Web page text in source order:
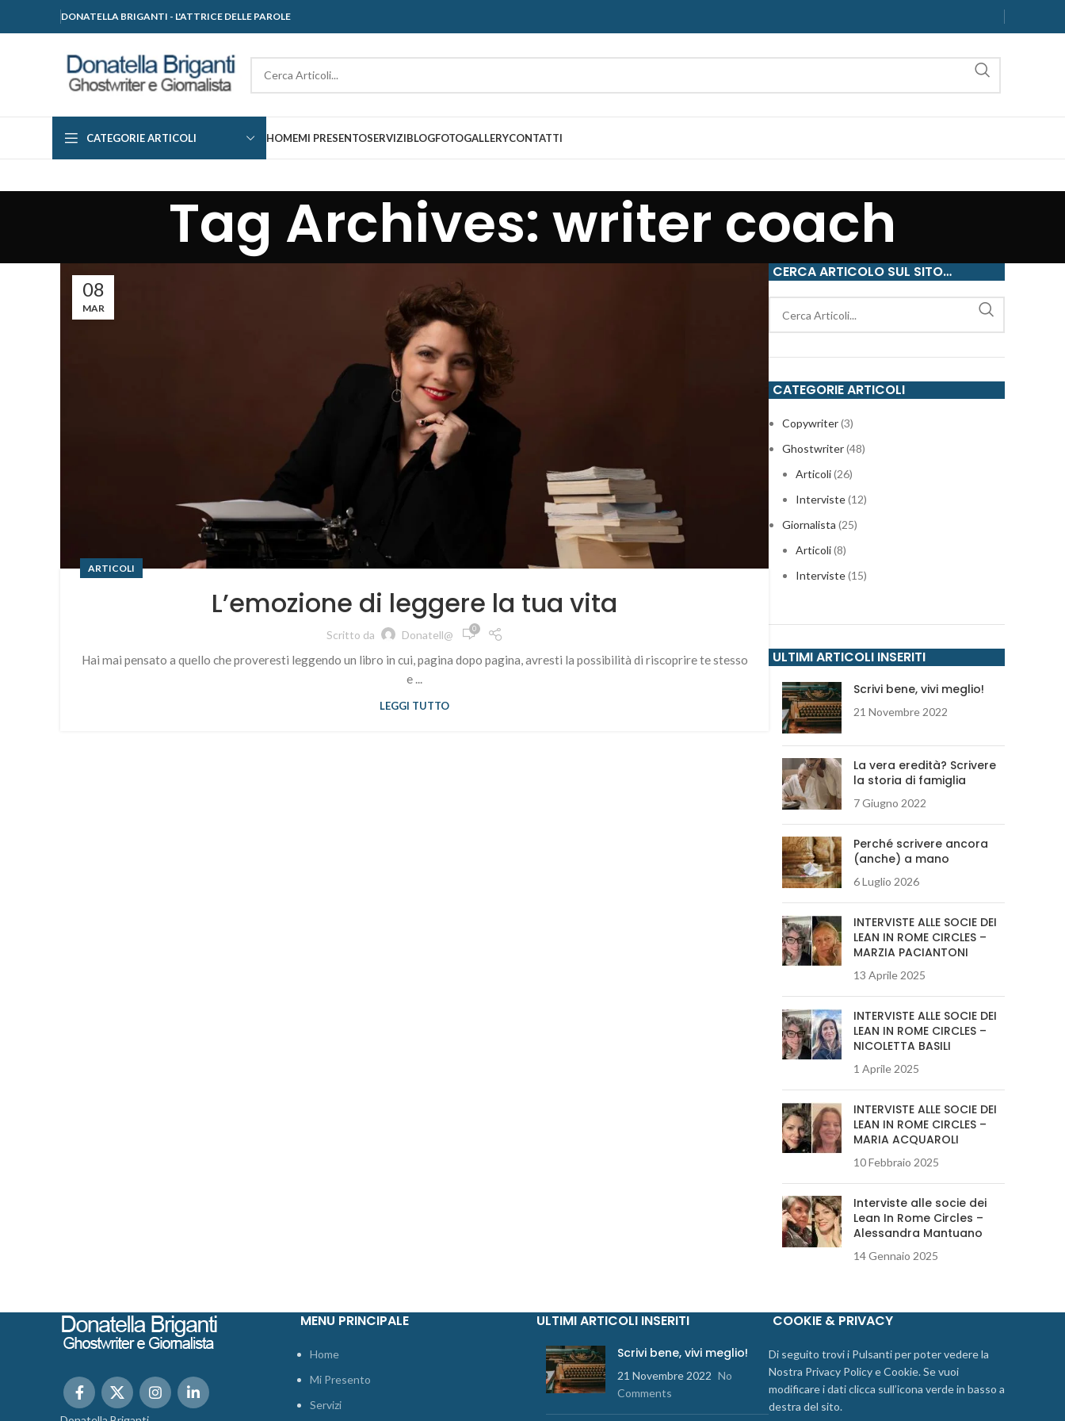
DONATELLA BRIGANTI - L'ATTRICE DELLE PAROLE
CATEGORIE ARTICOLI HOMEMI PRESENTOSERVIZIBLOGFOTOGALLERYCONTATTI
Tag Archives: writer coach
08
MAR
ARTICOLI
L’emozione di leggere la tua vita
Scritto da Donatell@ 0
Hai mai pensato a quello che proveresti leggendo un libro in cui, pagina dopo pagina, avresti la possibilità di riscoprire te stesso
e ...
LEGGI TUTTO
CERCA ARTICOLO SUL SITO…
CATEGORIE ARTICOLI
Copywriter(3)
Ghostwriter(48)
Articoli(26)
Interviste(12)
Giornalista (25)
Articoli(8)
Interviste(15)
ULTIMI ARTICOLI INSERITI
Scrivi bene, vivi meglio!
21 Novembre 2022
La vera eredità? Scrivere
la storia di famiglia
7 Giugno 2022
Perché scrivere ancora
(anche) a mano
6 Luglio 2026
INTERVISTE ALLE SOCIE DEI
LEAN IN ROME CIRCLES –
MARZIA PACIANTONI
13 Aprile 2025
INTERVISTE ALLE SOCIE DEI
LEAN IN ROME CIRCLES –
NICOLETTA BASILI
1 Aprile 2025
INTERVISTE ALLE SOCIE DEI
LEAN IN ROME CIRCLES –
MARIA ACQUAROLI
10 Febbraio 2025
Interviste alle socie dei
Lean In Rome Circles –
Alessandra Mantuano
14 Gennaio 2025
MENU PRINCIPALE
Home
Mi Presento
Servizi
ULTIMI ARTICOLI INSERITI
Scrivi bene, vivi meglio!
21 Novembre 2022 No
Comments
COOKIE & PRIVACY
Di seguito trovi i Pulsanti per poter vedere la
Nostra Privacy Policy e Cookie. Se vuoi
modificare i dati clicca sull’icona verde in basso a
destra del sito.